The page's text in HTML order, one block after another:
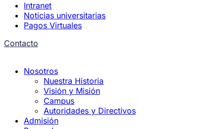
Intranet
Noticias universitarias
Pagos Virtuales
Contacto
Nosotros
Nuestra Historia
Visión y Misión
Campus
Autoridades y Directivos
Admisión